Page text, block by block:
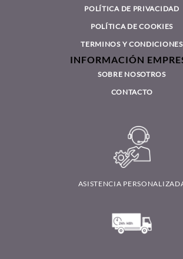
POLÍTICA DE PRIVACIDAD
POLÍTICA DE COOKIES
TERMINOS Y CONDICIONES
INFORMACIÓN
SOBRE NOSOTROS
CONTACTO
ASISTENCIA